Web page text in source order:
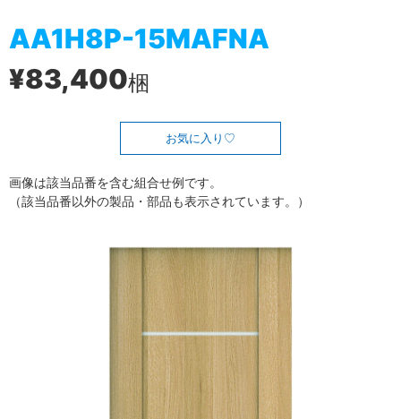
AA1H8P-15MAFNA
¥83,400梱
お気に入り
画像は該当品番を含む組合せ例です。
（該当品番以外の製品・部品も表示されています。）